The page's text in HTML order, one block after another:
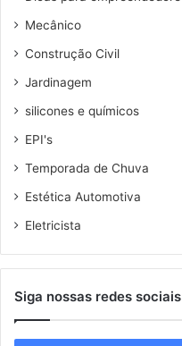
Mecânico
Construção Civil
Jardinagem
silicones e químicos
EPI's
Temporada de Chuva
Estética Automotiva
Eletricista
Siga nossas redes sociais